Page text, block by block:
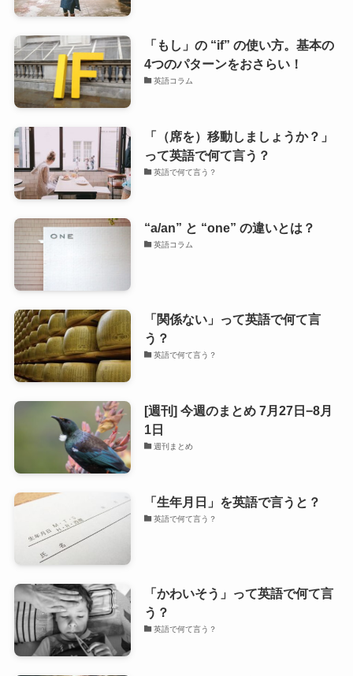
「もし」の “if” の使い方。基本の
4つのパターンをおさらい！
英語コラム
「（席を）移動しましょうか？」
って英語で何て言う？
英語で何て言う？
“a/an” と “one” の違いとは？
英語コラム
「関係ない」って英語で何て言
う？
英語で何て言う？
[週刊] 今週のまとめ 7月27日−8月
1日
週刊まとめ
「生年月日」を英語で言うと？
英語で何て言う？
「かわいそう」って英語で何て言
う？
英語で何て言う？